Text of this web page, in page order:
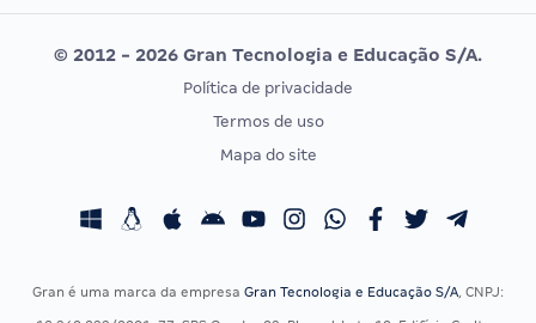
Editais publicados
Vunesp
CONCURSOS POR PROFISSÃO
Concursos Fiscais
EXAME DE ORDEM
Calendário OAB
© 2012 - 2026 Gran Tecnologia e Educação S/A.
Política de privacidade
Termos de uso
Mapa do site
Gran é uma marca da empresa Gran Tecnologia e Educação S/A, CNPJ: